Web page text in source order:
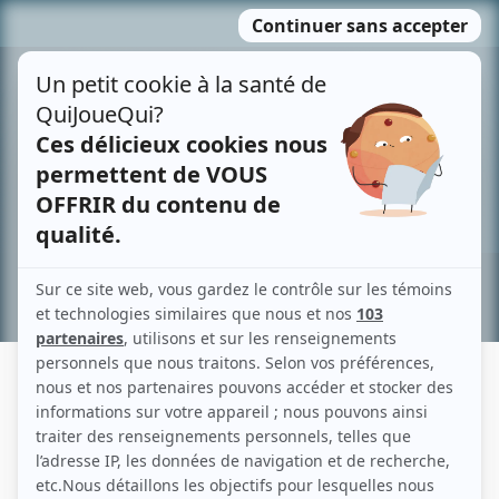
MENU
contenu
Recherche avancée »
HÉLÈNE BOMBARDIER
Liens
Fiche de Hélène Bombardier sur Showbizz.net